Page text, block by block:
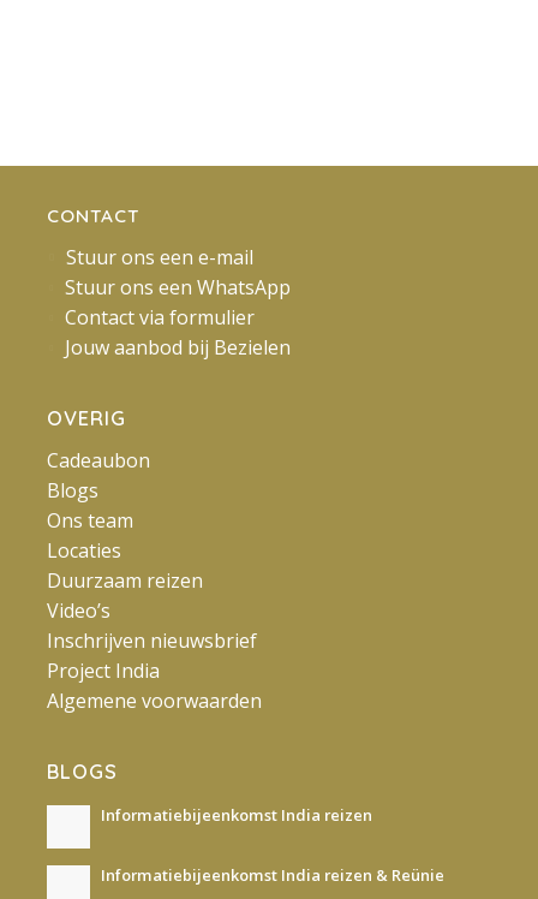
CONTACT
Stuur ons een e-mail
Stuur ons een WhatsApp
Contact via formulier
Jouw aanbod bij Bezielen
OVERIG
Cadeaubon
Blogs
Ons team
Locaties
Duurzaam reizen
Video’s
Inschrijven nieuwsbrief
Project India
Algemene voorwaarden
BLOGS
Informatiebijeenkomst India reizen
Informatiebijeenkomst India reizen & Reünie